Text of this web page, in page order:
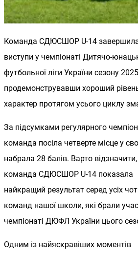
Команда СДЮСШОР U-14 завершила
виступи у чемпіонаті Дитячо-
футбольної ліги України сезону
продемонструвавши хороший
характер протягом усього циклу
За підсумками регулярного
команда посіла четверте місце у
набрала 28 балів. Варто
команда СДЮСШОР U-14 показала
найкращий результат серед усіх
команд нашої школи, які брали
чемпіонаті ДЮФЛ України цього
Одним із найяскравіших моментів